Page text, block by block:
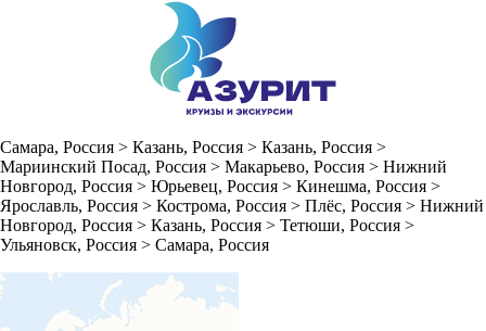
Самара, Россия > Казань, Россия > Казань, Россия >
Мариинский Посад, Россия > Макарьево, Россия > Нижний
Новгород, Россия > Юрьевец, Россия > Кинешма, Россия >
Ярославль, Россия > Кострома, Россия > Плёс, Россия > Нижний
Новгород, Россия > Казань, Россия > Тетюши, Россия >
Ульяновск, Россия > Самара, Россия